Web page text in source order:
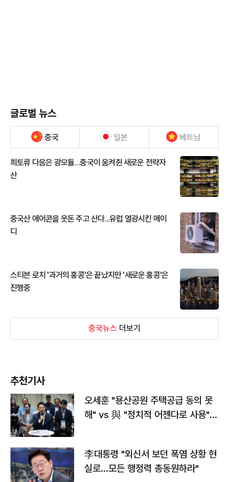
글로벌 뉴스
중국 일본 베트남
희토류 다음은 광모듈…중국이 움켜쥔 새로운 전략자
산
중국산 에어콘을 웃돈 주고 산다...유럽 열광시킨 메이
디
스티븐 로치 '과거의 홍콩'은 끝났지만 '새로운 홍콩'은
진행중
중국뉴스 더보기
추천기사
오세훈 "용산공원 주택공급 동의 못
해" vs 與 "정치적 어젠다로 사용"
李대통령 "외신서 보던 폭염 상황 현
실로…모든 행정력 총동원하라"